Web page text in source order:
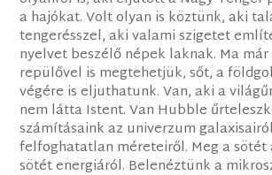
a hajókat. Volt olyan is köztünk, aki
tengerésszel, aki valami szigetet
nyelvet beszélő népek laknak. Ma
repülővel is megtehetjük, sőt, a
végére is eljuthatunk. Van, aki a
nem látta Istent. Van Hubble
számításaink az univerzum
felfoghatatlan méreteiről. Meg a sötét
sötét energiáról. Belenéztünk a